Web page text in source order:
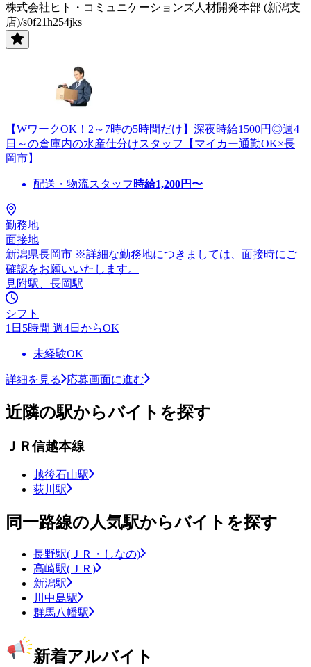
株式会社ヒト・コミュニケーションズ人材開発本部 (新潟支
店)/s0f21h254jks
【WワークOK！2～7時の5時間だけ】深夜時給1500円◎週4
日～の倉庫内の水産仕分けスタッフ【マイカー通勤OK×長
岡市】
配送・物流スタッフ 時給1,200円〜
勤務地
面接地
新潟県長岡市 ※詳細な勤務地につきましては、面接時にご
確認をお願いいたします。
見附駅、長岡駅
シフト
1日5時間 週4日からOK
未経験OK
詳細を見る 応募画面に進む
近隣の駅からバイトを探す
ＪＲ信越本線
越後石山駅
荻川駅
同一路線の人気駅からバイトを探す
長野駅(ＪＲ・しなの)
高崎駅(ＪＲ)
新潟駅
川中島駅
群馬八幡駅
新着アルバイト